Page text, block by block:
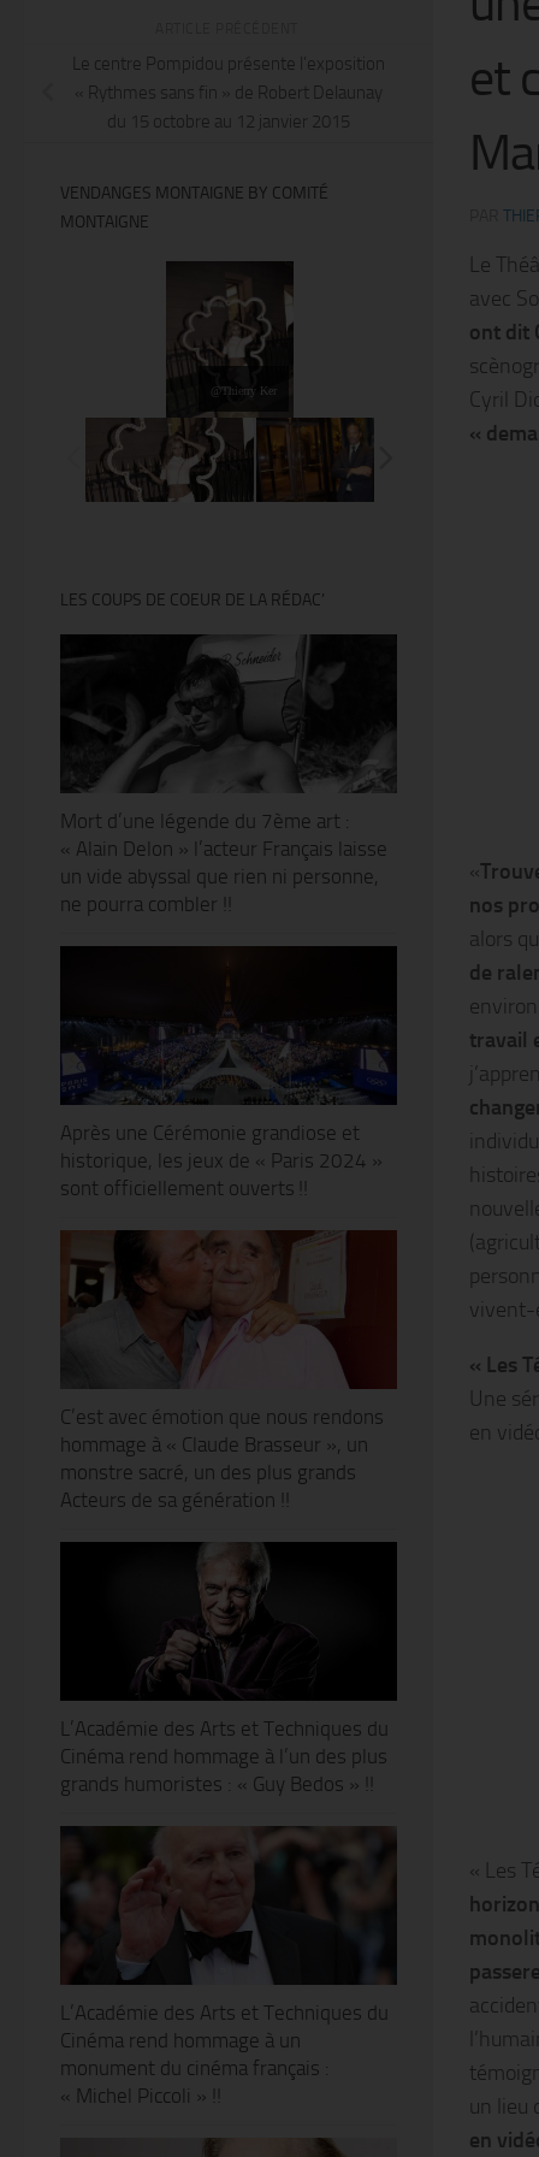
et
Le
avec
ont dit
Cyril
«
«
nos
alors
de
travail
vivent-
« Les
Une
en
« Les
horizon
un lieu
en
Le centre Pompidou présente l’exposition
« Rythmes sans fin » de Robert Delaunay
du 15 octobre au 12 janvier 2015
VENDANGES MONTAIGNE BY COMITÉ
MONTAIGNE
@Thierry Ker
LES COUPS DE COEUR DE LA RÉDAC’
Mort d’une légende du 7ème art :
« Alain Delon » l’acteur Français laisse
un vide abyssal que rien ni personne,
ne pourra combler !!
Après une Cérémonie grandiose et
historique, les jeux de « Paris 2024 »
sont officiellement ouverts !!
C’est avec émotion que nous rendons
hommage à « Claude Brasseur », un
monstre sacré, un des plus grands
Acteurs de sa génération !!
L’Académie des Arts et Techniques du
Cinéma rend hommage à l’un des plus
grands humoristes : « Guy Bedos » !!
L’Académie des Arts et Techniques du
Cinéma rend hommage à un
monument du cinéma français :
« Michel Piccoli » !!